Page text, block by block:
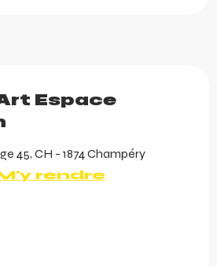
Espace
45, CH - 1874 Champéry
rendre